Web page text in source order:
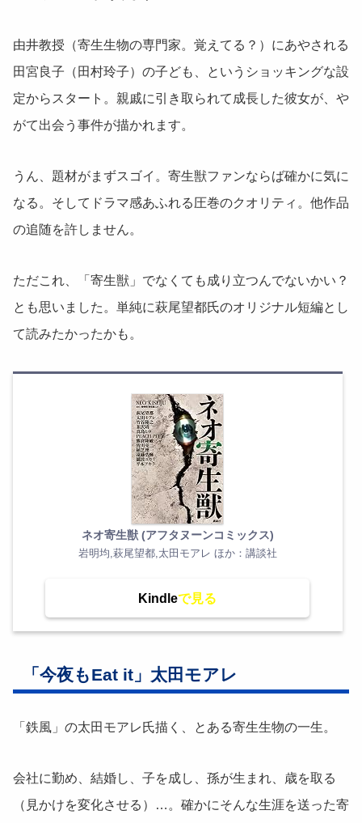
由井教授（寄生生物の専門家。覚えてる？）にあやされる
田宮良子（田村玲子）の子ども、というショッキングな設
定からスタート。親戚に引き取られて成長した彼女が、や
がて出会う事件が描かれます。
うん、題材がまずスゴイ。寄生獣ファンならば確かに気に
なる。そしてドラマ感あふれる圧巻のクオリティ。他作品
の追随を許しません。
ただこれ、「寄生獣」でなくても成り立つんでないかい？
とも思いました。単純に萩尾望都氏のオリジナル短編とし
て読みたかったかも。
ネオ寄生獣 (アフタヌーンコミックス)
岩明均,萩尾望都,太田モアレ ほか：講談社
Kindle
「今夜もEat it」太田モアレ
「鉄風」の太田モアレ氏描く、とある寄生生物の一生。
会社に勤め、結婚し、子を成し、孫が生まれ、歳を取る
（見かけを変化させる）…。確かにそんな生涯を送った寄